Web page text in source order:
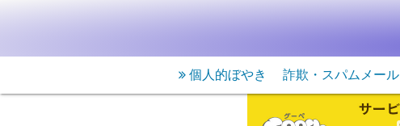
個人的ぼやき 詐欺・スパムメール